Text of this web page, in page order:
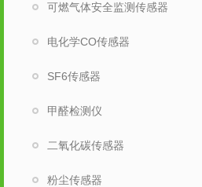
可燃气体安全监测传感器
电化学CO传感器
SF6传感器
甲醛检测仪
二氧化碳传感器
粉尘传感器